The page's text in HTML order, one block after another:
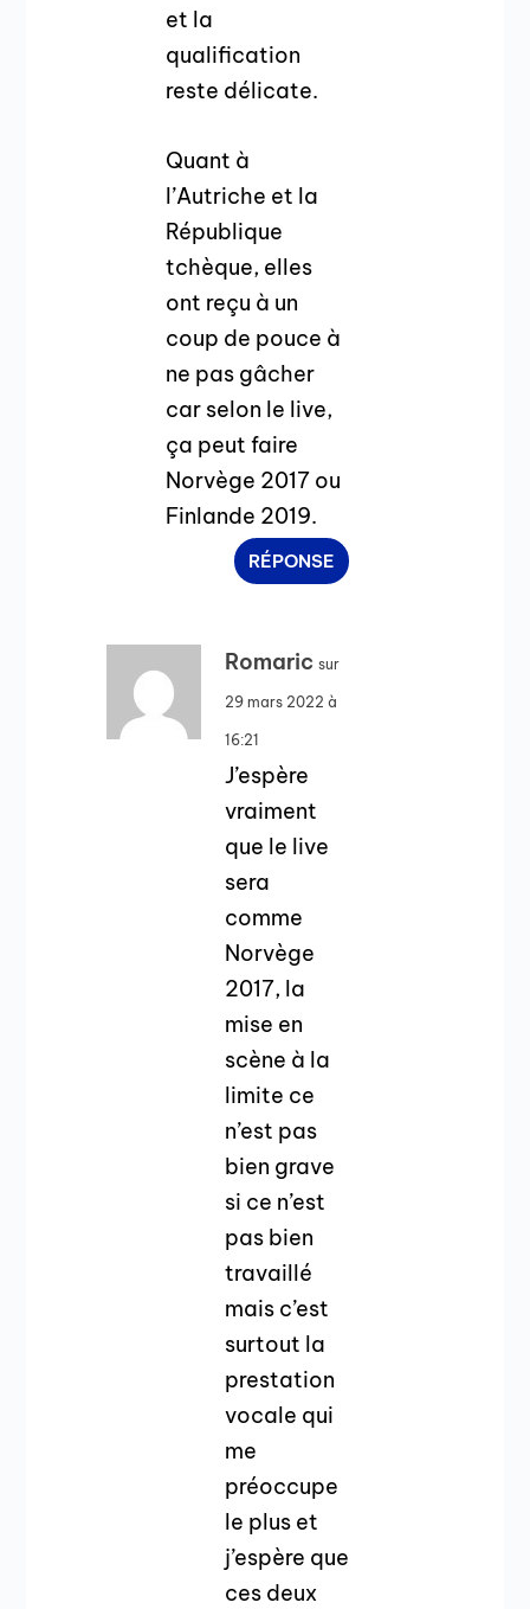
et la
qualification
reste délicate.
Quant à
l’Autriche et la
République
tchèque, elles
ont reçu à un
coup de pouce à
ne pas gâcher
car selon le live,
ça peut faire
Norvège 2017 ou
Finlande 2019.
RÉPONSE
Romaric sur
29 mars 2022 à
16:21
J’espère
vraiment
que le live
sera
comme
Norvège
2017, la
mise en
scène à la
limite ce
n’est pas
bien grave
si ce n’est
pas bien
travaillé
mais c’est
surtout la
prestation
vocale qui
me
préoccupe
le plus et
j’espère que
ces deux